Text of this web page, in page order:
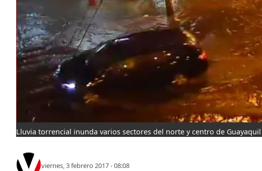
Lluvia torrencial inunda varios sectores del norte y centro de Guayaquil
viernes, 3 febrero 2017 - 08:08